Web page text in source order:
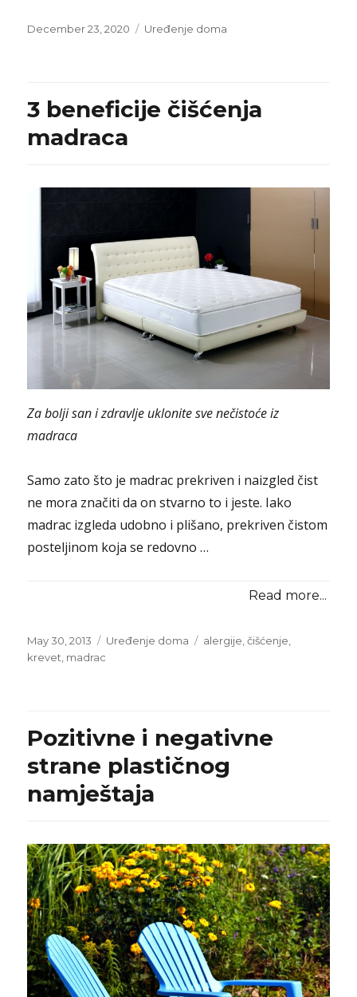
Posted
December 23, 2020 Categories
Uređenje doma
3 beneficije čišćenja
madraca
Za bolji san i zdravlje uklonite sve nečistoće iz
madraca
Samo zato što je madrac prekriven i naizgled čist
ne mora značiti da on stvarno to i jeste. Iako
madrac izgleda udobno i plišano, prekriven čistom
posteljinom koja se redovno …
Read more...
Posted
on
May 30, 2013 Categories
Uređenje doma Tags
alergije,čišćenje,
krevet, madrac
Pozitivne i negativne
strane plastičnog
namještaja